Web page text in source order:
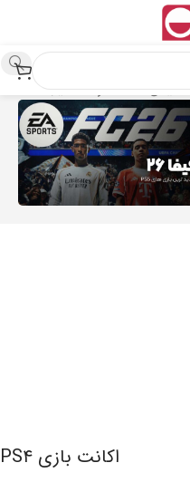
نمایش 1–24 از 38 نتیجه
اکانت بازی PS۴